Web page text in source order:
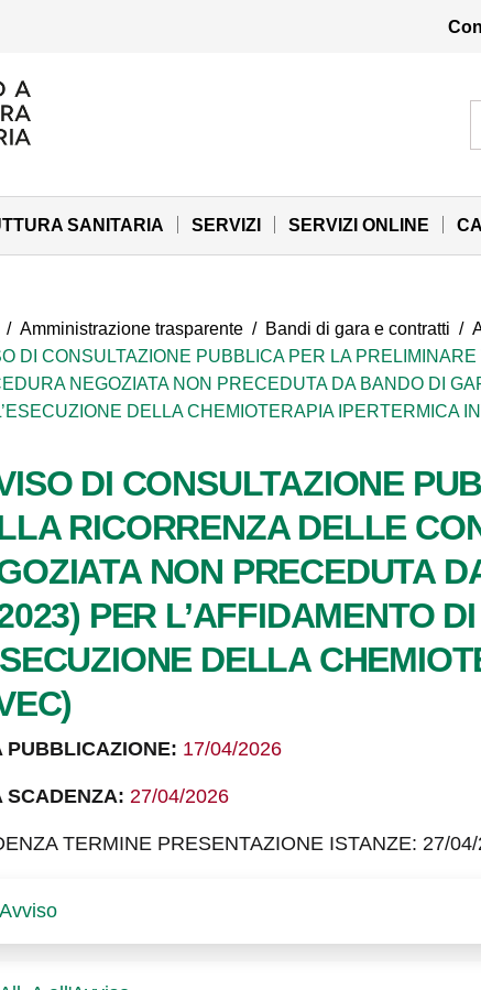
Maria di Terni
SANITARIA SERVIZI SERVIZI ONLINE
/ Amministrazione trasparente / Bandi di gara e contratti /
DI CONSULTAZIONE PUBBLICA PER LA
NEGOZIATA NON PRECEDUTA DA BANDO DI
DELLA CHEMIOTERAPIA IPERTERMICA
DI CONSULTAZIONE
RICORRENZA DELLE
NON PRECEDUTA
PER L’AFFIDAMENTO
DELLA
PUBBLICAZIONE: 17/04/2026
SCADENZA: 27/04/2026
TERMINE PRESENTAZIONE ISTANZE: 27/
Avviso